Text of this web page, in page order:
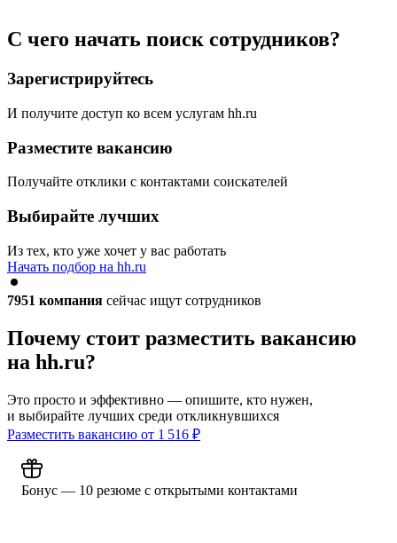
С чего начать поиск сотрудников?
Зарегистрируйтесь
И получите доступ ко всем услугам hh.ru
Разместите вакансию
Получайте отклики с контактами соискателей
Выбирайте лучших
Из тех, кто уже хочет у вас работать
Начать подбор на hh.ru
7951 компания сейчас ищут сотрудников
Почему стоит разместить вакансию
на hh.ru?
Это просто и эффективно — опишите, кто нужен,
и выбирайте лучших среди откликнувшихся
Разместить вакансию от 1 516 ₽
Бонус — 10 резюме с открытыми контактами